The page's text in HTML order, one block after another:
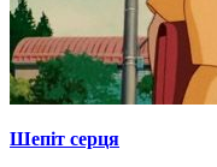
Шепіт серця